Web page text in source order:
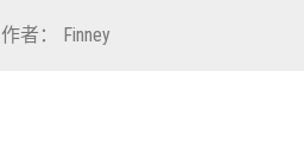
作者： Finney